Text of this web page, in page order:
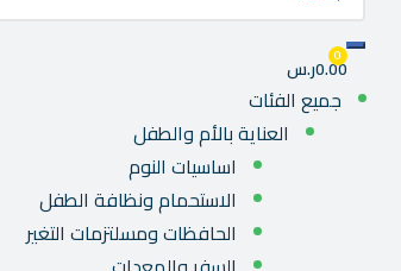
0
0.00ر.س
جميع الفئات
العناية بالأم والطفل
اساسيات النوم
الاستحمام ونظافة الطفل
الحافظات ومسلتزمات التغير